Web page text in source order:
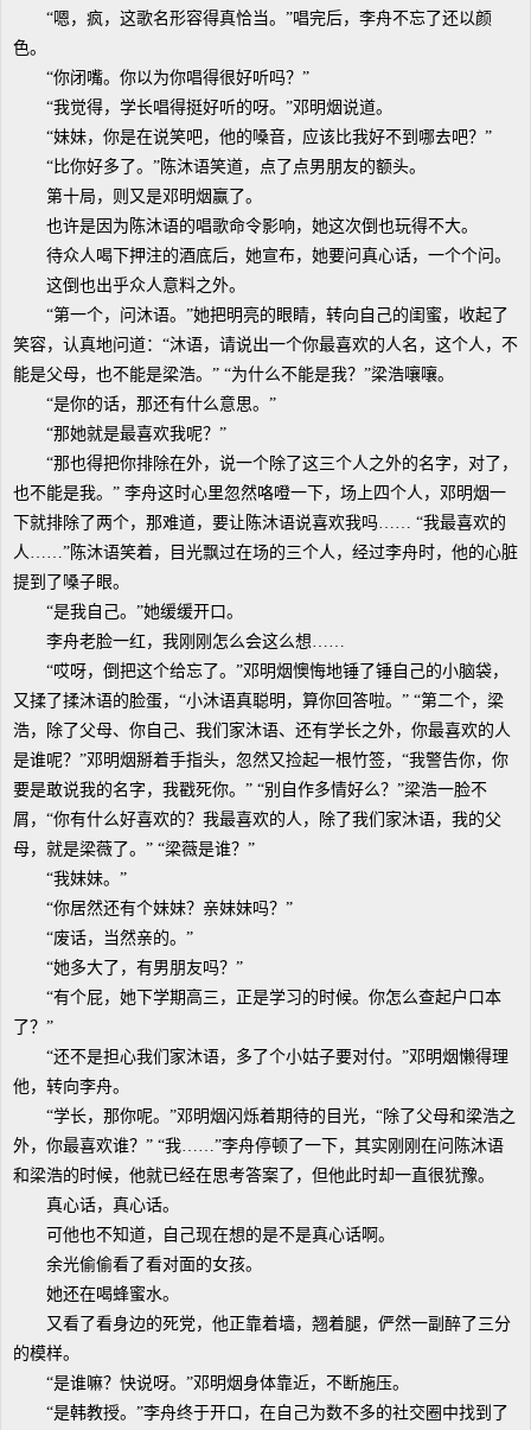
“嗯，疯，这歌名形容得真恰当。”唱完后，李舟不忘了还以颜
色。
“你闭嘴。你以为你唱得很好听吗？”
“我觉得，学长唱得挺好听的呀。”邓明烟说道。
“妹妹，你是在说笑吧，他的嗓音，应该比我好不到哪去吧？”
“比你好多了。”陈沐语笑道，点了点男朋友的额头。
第十局，则又是邓明烟赢了。
也许是因为陈沐语的唱歌命令影响，她这次倒也玩得不大。
待众人喝下押注的酒底后，她宣布，她要问真心话，一个个问。
这倒也出乎众人意料之外。
“第一个，问沐语。”她把明亮的眼睛，转向自己的闺蜜，收起了
笑容，认真地问道：“沐语，请说出一个你最喜欢的人名，这个人，不
能是父母，也不能是梁浩。” “为什么不能是我？”梁浩嚷嚷。
“是你的话，那还有什么意思。”
“那她就是最喜欢我呢？”
“那也得把你排除在外，说一个除了这三个人之外的名字，对了，
也不能是我。” 李舟这时心里忽然咯噔一下，场上四个人，邓明烟一
下就排除了两个，那难道，要让陈沐语说喜欢我吗…… “我最喜欢的
人……”陈沐语笑着，目光飘过在场的三个人，经过李舟时，他的心脏
提到了嗓子眼。
“是我自己。”她缓缓开口。
李舟老脸一红，我刚刚怎么会这么想……
“哎呀，倒把这个给忘了。”邓明烟懊悔地锤了锤自己的小脑袋，
又揉了揉沐语的脸蛋，“小沐语真聪明，算你回答啦。” “第二个，梁
浩，除了父母、你自己、我们家沐语、还有学长之外，你最喜欢的人
是谁呢？”邓明烟掰着手指头，忽然又捡起一根竹签，“我警告你，你
要是敢说我的名字，我戳死你。” “别自作多情好么？”梁浩一脸不
屑，“你有什么好喜欢的？我最喜欢的人，除了我们家沐语，我的父
母，就是梁薇了。” “梁薇是谁？”
“我妹妹。”
“你居然还有个妹妹？亲妹妹吗？”
“废话，当然亲的。”
“她多大了，有男朋友吗？”
“有个屁，她下学期高三，正是学习的时候。你怎么查起户口本
了？”
“还不是担心我们家沐语，多了个小姑子要对付。”邓明烟懒得理
他，转向李舟。
“学长，那你呢。”邓明烟闪烁着期待的目光，“除了父母和梁浩之
外，你最喜欢谁？” “我……”李舟停顿了一下，其实刚刚在问陈沐语
和梁浩的时候，他就已经在思考答案了，但他此时却一直很犹豫。
真心话，真心话。
可他也不知道，自己现在想的是不是真心话啊。
余光偷偷看了看对面的女孩。
她还在喝蜂蜜水。
又看了看身边的死党，他正靠着墙，翘着腿，俨然一副醉了三分
的模样。
“是谁嘛？快说呀。”邓明烟身体靠近，不断施压。
“是韩教授。”李舟终于开口，在自己为数不多的社交圈中找到了